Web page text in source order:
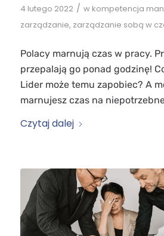
4 lutego 2022 / w kompetencja
zarządzanie, zarządzanie sobą w
Polacy marnują czas w pracy.
przepalają go ponad godzinę!
Lider może temu zapobiec? A
marnujesz czas na
Czytaj dalej